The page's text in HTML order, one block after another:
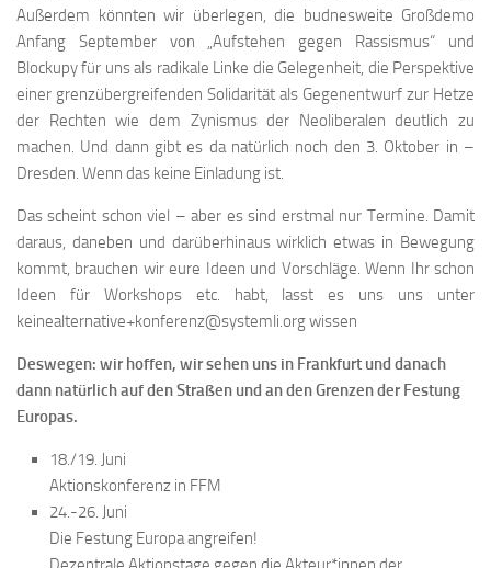
Außerdem könnten wir überlegen, die budnesweite Großdemo
Anfang September von „Aufstehen gegen Rassismus“ und
Blockupy für uns als radikale Linke die Gelegenheit, die Perspektive
einer grenzübergreifenden Solidarität als Gegenentwurf zur Hetze
der Rechten wie dem Zynismus der Neoliberalen deutlich zu
machen. Und dann gibt es da natürlich noch den 3. Oktober in –
Dresden. Wenn das keine Einladung ist.
Das scheint schon viel – aber es sind erstmal nur Termine. Damit
daraus, daneben und darüberhinaus wirklich etwas in Bewegung
kommt, brauchen wir eure Ideen und Vorschläge. Wenn Ihr schon
Ideen für Workshops etc. habt, lasst es uns uns unter
keinealternative+konferenz@systemli.org wissen
Deswegen: wir hoffen, wir sehen uns in Frankfurt und danach
dann natürlich auf den Straßen und an den Grenzen der Festung
Europas.
18./19. Juni
Aktionskonferenz in FFM
24.-26. Juni
Die Festung Europa angreifen!